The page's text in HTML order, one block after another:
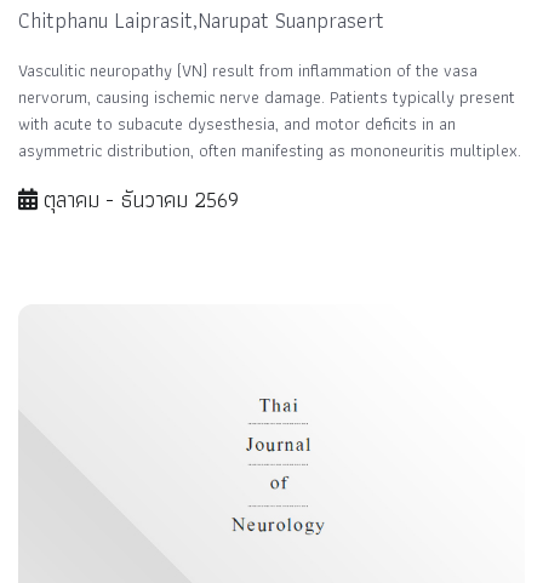
Chitphanu Laiprasit,Narupat Suanprasert
Vasculitic neuropathy (VN) result from inflammation of the vasa
nervorum, causing ischemic nerve damage. Patients typically present
with acute to subacute dysesthesia, and motor deficits in an
asymmetric distribution, often manifesting as mononeuritis multiplex.
ตุลาคม - ธันวาคม 2569